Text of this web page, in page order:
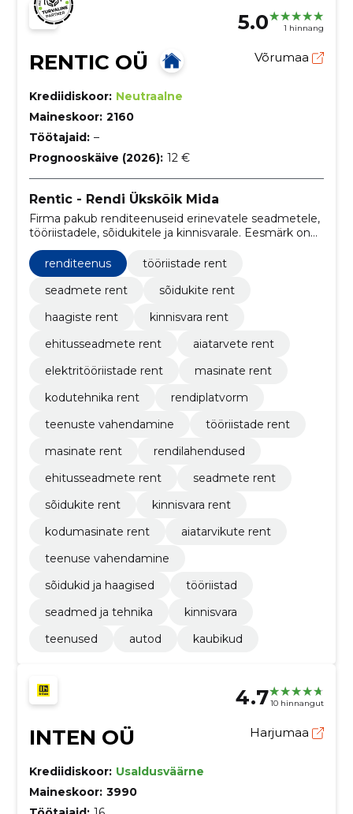
5.0 1 hinnang
RENTIC OÜ Võrumaa
Krediidiskoor: Neutraalne
Maineskoor: 2160
Töötajaid: –
Prognooskäive (2026): 12 €
Rentic - Rendi Ükskõik Mida
Firma pakub renditeenuseid erinevatele seadmetele,
tööriistadele, sõidukitele ja kinnisvarale. Eesmärk on
vajalike asjade ajutiseks kasutamiseks.
renditeenus
tööriistade rent
seadmete rent
sõidukite rent
haagiste rent
kinnisvara rent
ehitusseadmete rent
aiatarvete rent
elektritööriistade rent
masinate rent
kodutehnika rent
rendiplatvorm
teenuste vahendamine
tööriistade rent
masinate rent
rendilahendused
ehitusseadmete rent
seadmete rent
sõidukite rent
kinnisvara rent
kodumasinate rent
aiatarvikute rent
teenuse vahendamine
sõidukid ja haagised
tööriistad
seadmed ja tehnika
kinnisvara
teenused
autod kaubikud
4.710 hinnangut
INTEN OÜ Harjumaa
Krediidiskoor: Usaldusväärne
Maineskoor: 3990